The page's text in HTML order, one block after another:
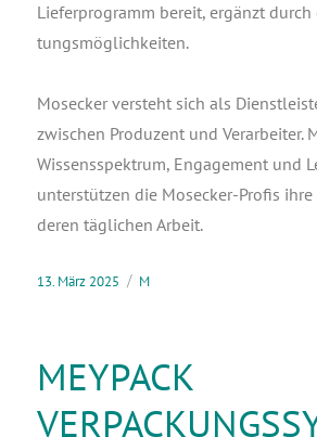
Lie­fer­pro­gramm bereit, ergänzt
tungs­mög­lich­kei­ten.
Mos­e­cker ver­steht sich als
zwi­schen Pro­du­zent und Ver­ar­bei­ter.
Wis­sens­spek­trum, Enga­ge­ment und
unter­stüt­zen die Mos­e­cker-Pro­fis
deren täg­li­chen Arbeit.
13. März 2025 M
MEYPACK